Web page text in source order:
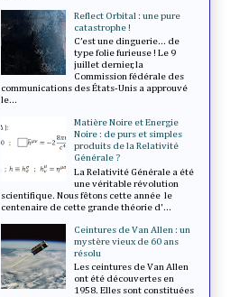
Reflect Orbital : une pure
catastrophe !
C’est une dinguerie... de
type folie furieuse ! Le 9
juillet dernier, la
Commission fédérale des
communications des États-Unis a approuvé
le...
Matière Noire et Energie
Noire : de purs et simples
produits de la Relativité
Générale ?
La Relativité Générale a été
une véritable révolution
scientifique. Nous fêtons cette année le
centenaire de cette grande théorie d'...
Ceintures de Van Allen : un
mystère vieux de 60 ans
résolu
Les ceintures de Van Allen
ont été découvertes en
1958. Elles sont constituées